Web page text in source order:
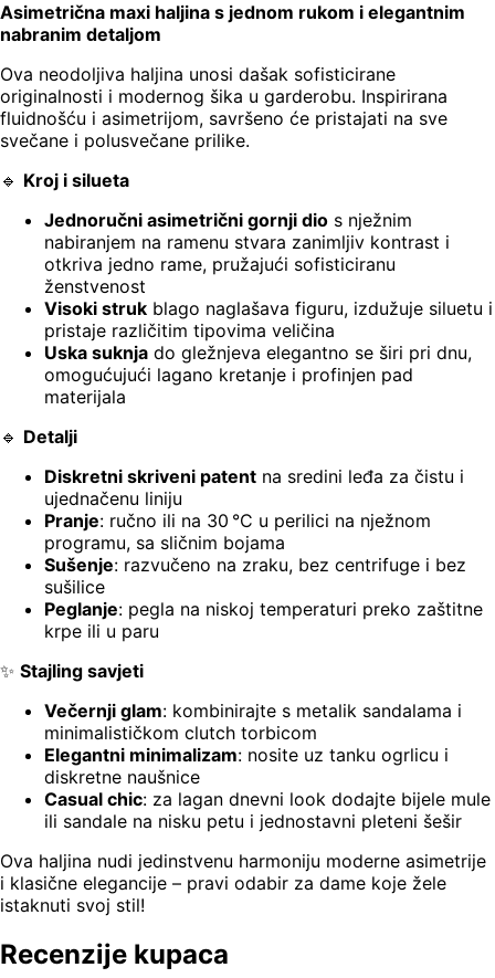
Asimetrična maxi haljina s jednom rukom i elegantnim
nabranim detaljom
Ova neodoljiva haljina unosi dašak sofisticirane
originalnosti i modernog šika u garderobu. Inspirirana
fluidnošću i asimetrijom, savršeno će pristajati na sve
svečane i polusvečane prilike.
🔹 Kroj i silueta
Jednoručni asimetrični gornji dio s nježnim
nabiranjem na ramenu stvara zanimljiv kontrast i
otkriva jedno rame, pružajući sofisticiranu
ženstvenost
Visoki struk blago naglašava figuru, izdužuje siluetu i
pristaje različitim tipovima veličina
Uska suknja do gležnjeva elegantno se širi pri dnu,
omogućujući lagano kretanje i profinjen pad
materijala
🔹 Detalji
Diskretni skriveni patent na sredini leđa za čistu i
ujednačenu liniju
Pranje: ručno ili na 30 °C u perilici na nježnom
programu, sa sličnim bojama
Sušenje: razvučeno na zraku, bez centrifuge i bez
sušilice
Peglanje: pegla na niskoj temperaturi preko zaštitne
krpe ili u paru
✨ Stajling savjeti
Večernji glam: kombinirajte s metalik sandalama i
minimalističkom clutch torbicom
Elegantni minimalizam: nosite uz tanku ogrlicu i
diskretne naušnice
Casual chic: za lagan dnevni look dodajte bijele mule
ili sandale na nisku petu i jednostavni pleteni šešir
Ova haljina nudi jedinstvenu harmoniju moderne asimetrije
i klasične elegancije – pravi odabir za dame koje žele
istaknuti svoj stil!
Recenzije kupaca